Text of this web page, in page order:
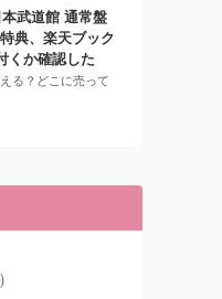
武道館 通常盤
典、楽天ブック
くか確認した
る？どこに売って